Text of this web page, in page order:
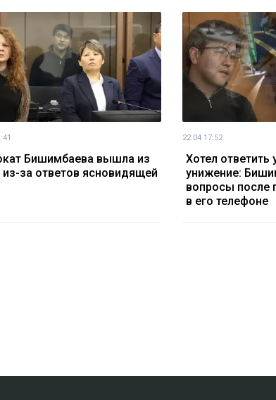
Бишимбаева вышла из
из-за ответов ясновидящей
22.04 17:52
Хотел ответить
унижение:
вопросы после
в его телефоне